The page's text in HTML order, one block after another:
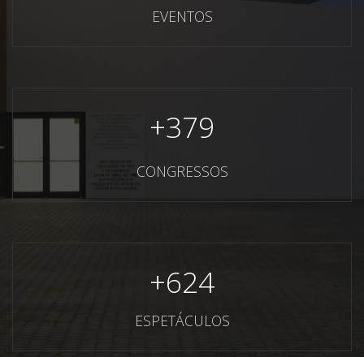
EVENTOS
+379
CONGRESSOS
+624
ESPETÁCULOS